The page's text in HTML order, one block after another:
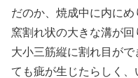
だのか、焼成中に内にめ
窯割れ状の大きな溝が
大小三筋縦に割れ目が
ても疵が生じたらしく、